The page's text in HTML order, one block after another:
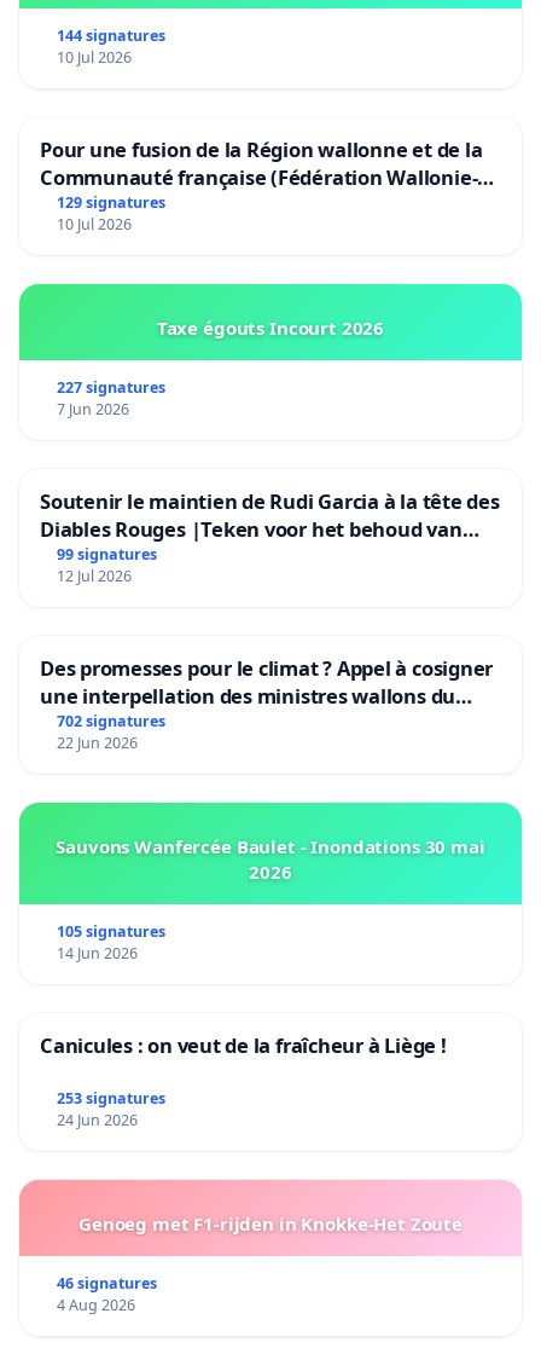
144 signatures
10 Jul 2026
Pour une fusion de la Région wallonne et de la
Communauté française (Fédération Wallonie-
Bruxelles)
129 signatures
10 Jul 2026
Taxe égouts Incourt 2026
227 signatures
7 Jun 2026
Soutenir le maintien de Rudi Garcia à la tête des
Diables Rouges |Teken voor het behoud van
Rudi Garcia als bondscoach
99 signatures
12 Jul 2026
Des promesses pour le climat ? Appel à cosigner
une interpellation des ministres wallons du
climat et de l’environnement.
702 signatures
22 Jun 2026
Sauvons Wanfercée Baulet - Inondations 30 mai
2026
105 signatures
14 Jun 2026
Canicules : on veut de la fraîcheur à Liège !
253 signatures
24 Jun 2026
Genoeg met F1-rijden in Knokke-Het Zoute
46 signatures
4 Aug 2026